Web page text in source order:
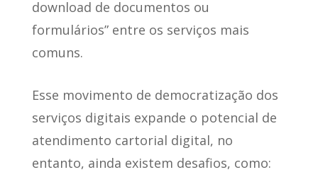
download de documentos ou
formulários” entre os serviços mais
comuns.
Esse movimento de democratização dos
serviços digitais expande o potencial de
atendimento cartorial digital, no
entanto, ainda existem desafios, como: